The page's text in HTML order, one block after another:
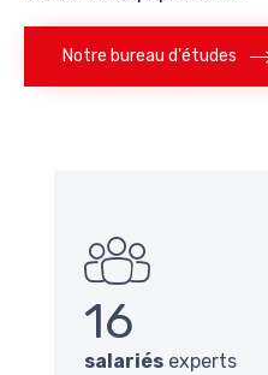
Notre bureau d'études
16
salariés experts